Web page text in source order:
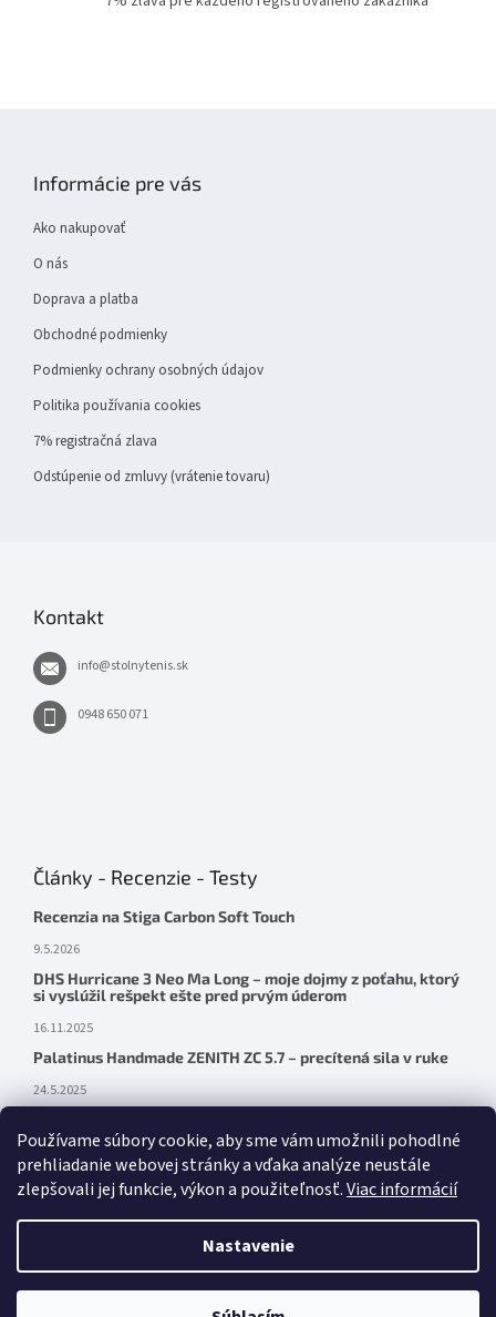
Používame súbory cookie, aby sme vám umožnili pohodlné
prehliadanie webovej stránky a vďaka analýze neustále
zlepšovali jej funkcie, výkon a použiteľnosť.Viac informácií
Nastavenie
i
Informácie pre vás
Ako nakupovať
O nás
Doprava a platba
Obchodné podmienky
Podmienky ochrany osobných údajov
Politika používania cookies
7% registračná zlava
Odstúpenie od zmluvy (vrátenie tovaru)
Kontakt
info@stolnytenis.sk
0948 650 071
Články - Recenzie - Testy
Recenzia na Stiga Carbon Soft Touch
9.5.2026
DHS Hurricane 3 Neo Ma Long – moje dojmy z poťahu, ktorý
si vyslúžil rešpekt ešte pred prvým úderom
16.11.2025
Palatinus Handmade ZENITH ZC 5.7 – precítená sila v ruke
24.5.2025
Facebook